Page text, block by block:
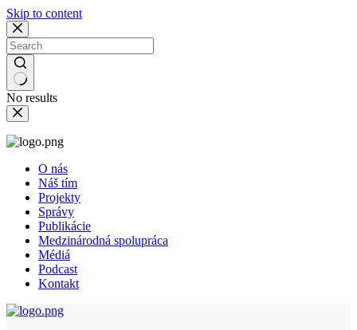
Skip to content
No results
O nás
Náš tím
Projekty
Správy
Publikácie
Medzinárodná spolupráca
Médiá
Podcast
Kontakt